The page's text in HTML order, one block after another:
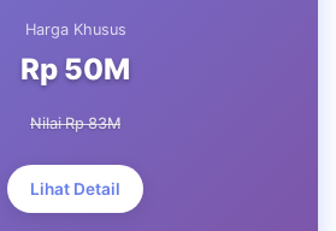
Harga Khusus
Rp 50M
Nilai Rp 83M
Lihat Detail